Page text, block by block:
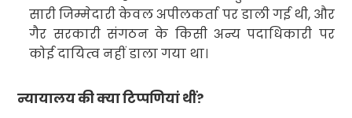
सारी जिम्मेदारी केवल अपीलकर्ता पर डाली गई थी, और
गैर सरकारी संगठन के किसी अन्य पदाधिकारी पर
कोई दायित्व नहीं डाला गया था।
न्यायालय की क्या टिप्पणियां थीं?